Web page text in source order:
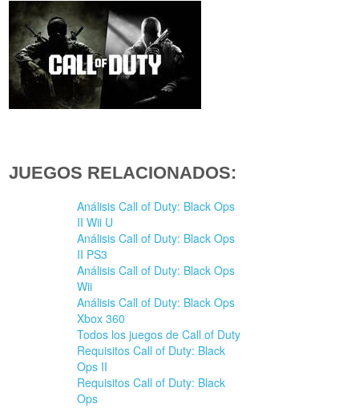
JUEGOS RELACIONADOS:
Análisis Call of Duty: Black Ops
II Wii U
Análisis Call of Duty: Black Ops
II PS3
Análisis Call of Duty: Black Ops
Wii
Análisis Call of Duty: Black Ops
Xbox 360
Todos los juegos de Call of Duty
Requisitos Call of Duty: Black
Ops II
Requisitos Call of Duty: Black
Ops